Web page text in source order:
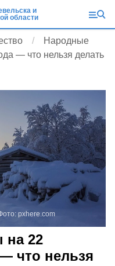
и
области
Народные
— что нельзя делать
pxhere.com
на 22
что нельзя